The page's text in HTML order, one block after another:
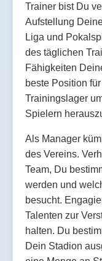
Trainer bist Du
Aufstellung
Liga und
des täglichen
Fähigkeiten
beste Position
Trainingslager
Spielern
Als Manager
des Vereins.
Team, Du
werden und
besucht.
Talenten zur
halten. Du
Dein Stadion